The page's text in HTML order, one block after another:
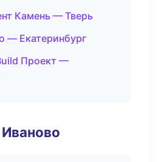
Камень — Тверь
— Екатеринбург
Проект —